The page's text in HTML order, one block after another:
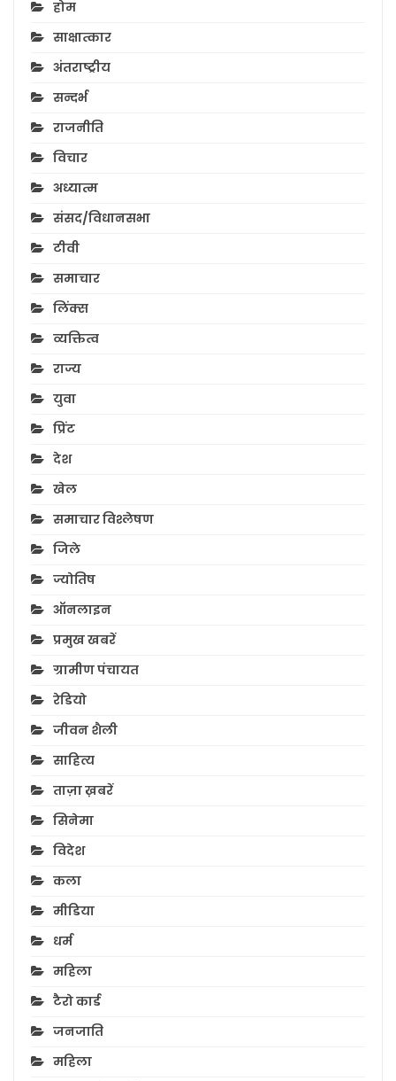
होम
साक्षात्कार
अंतराष्ट्रीय
सन्दर्भ
राजनीति
विचार
अध्यात्म
संसद/विधानसभा
टीवी
समाचार
लिंक्स
व्यक्तित्व
राज्य
युवा
प्रिंट
देश
खेल
समाचार विश्लेषण
जिले
ज्योतिष
ऑनलाइन
प्रमुख खबरें
ग्रामीण पंचायत
रेडियो
जीवन शैली
साहित्य
ताज़ा ख़बरें
सिनेमा
विदेश
कला
मीडिया
धर्म
महिला
टैरो कार्ड
जनजाति
महिला